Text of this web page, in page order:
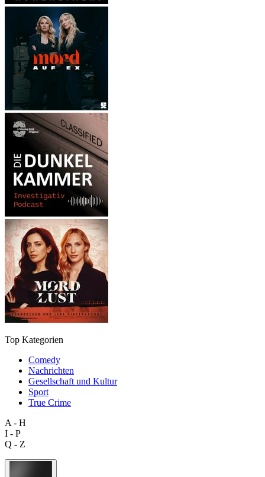
Top Kategorien
Comedy
Nachrichten
Gesellschaft und Kultur
Sport
True Crime
A - H
I - P
Q - Z